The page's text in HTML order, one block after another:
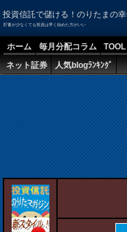
投資信託で儲ける！のりたまの
貯蓄が少なくても投資は早く始めた方がいい
ホーム 毎月分配コラム TOOL
ネット証券
人気blogﾗﾝｷﾝｸﾞ